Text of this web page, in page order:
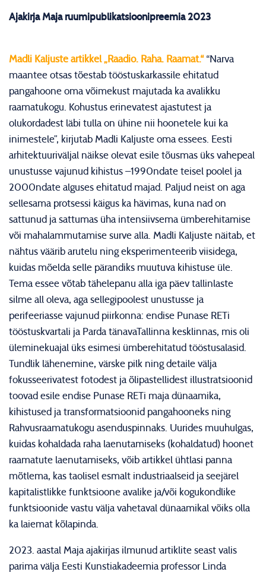
Ajakirja Maja ruumipublikatsioonipreemia 2023
Madli Kaljuste artikkel „Raadio. Raha. Raamat.““Narva
maantee otsas tõestab tööstuskarkassile ehitatud
pangahoone oma võimekust majutada ka avalikku
raamatukogu. Kohustus erinevatest ajastutest ja
olukordadest läbi tulla on ühine nii hoonetele kui ka
inimestele”, kirjutab Madli Kaljuste oma essees. Eesti
arhitektuuriväljal näikse olevat esile tõusmas üks vahepeal
unustusse vajunud kihistus –1990ndate teisel poolel ja
2000ndate alguses ehitatud majad. Paljud neist on aga
sellesama protsessi käigus ka hävimas, kuna nad on
sattunud ja sattumas üha intensiivsema ümberehitamise
või mahalammutamise surve alla. Madli Kaljuste näitab, et
nähtus väärib arutelu ning eksperimenteerib viisidega,
kuidas mõelda selle pärandiks muutuva kihistuse üle.
Tema essee võtab tähelepanu alla iga päev tallinlaste
silme all oleva, aga sellegipoolest unustusse ja
perifeeriasse vajunud piirkonna: endise Punase RETi
tööstuskvartali ja Parda tänavaTallinna kesklinnas, mis oli
üleminekuajal üks esimesi ümberehitatud tööstusalasid.
Tundlik lähenemine, värske pilk ning detaile välja
fokusseerivatest fotodest ja õlipastellidest illustratsioonid
toovad esile endise Punase RETi maja dünaamika,
kihistused ja transformatsioonid pangahooneks ning
Rahvusraamatukogu asenduspinnaks. Uurides muuhulgas,
kuidas kohaldada raha laenutamiseks (kohaldatud) hoonet
raamatute laenutamiseks, võib artikkel ühtlasi panna
mõtlema, kas taolisel esmalt industriaalseid ja seejärel
kapitalistlikke funktsioone avalike ja/või kogukondlike
funktsioonide vastu välja vahetaval dünaamikal võiks olla
ka laiemat kõlapinda.
2023. aastal Maja ajakirjas ilmunud artiklite seast valis
parima välja Eesti Kunstiakadeemia professor Linda